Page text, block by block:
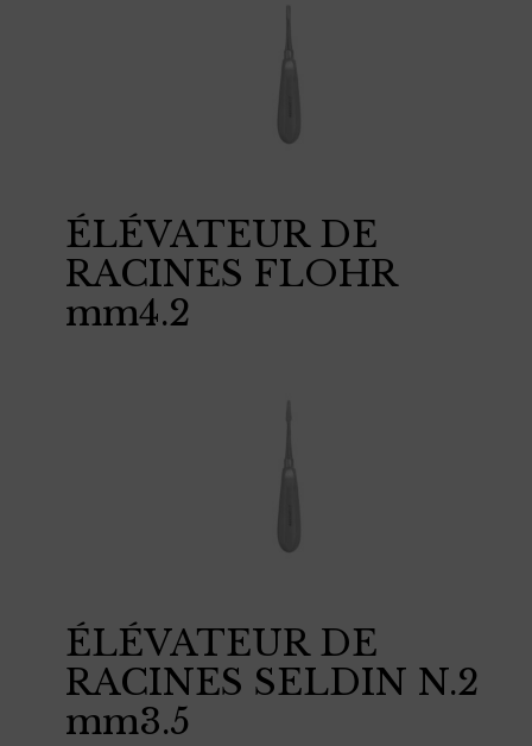
ÉLÉVATEUR DE
RACINES FLOHR
mm4.2
ÉLÉVATEUR DE
RACINES SELDIN N.2
mm3.5